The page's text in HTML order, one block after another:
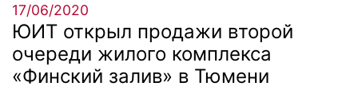
17/06/2020
ЮИТ открыл продажи второй
очереди жилого комплекса
«Финский залив» в Тюмени